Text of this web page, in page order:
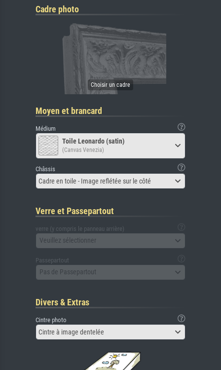
Cadre photo
Moyen et brancard
Médium
Toile Leonardo (satin)
(Canvas Venezia)
Châssis
Cadre en toile - Image reflétée sur le côté
Verre et Passepartout
verre (y compris le panneau arrière)
Veuillez sélectionner
Passepartout
Pas de Passepartout
Divers & Extras
Cintre photo
Cintre à image dentelée